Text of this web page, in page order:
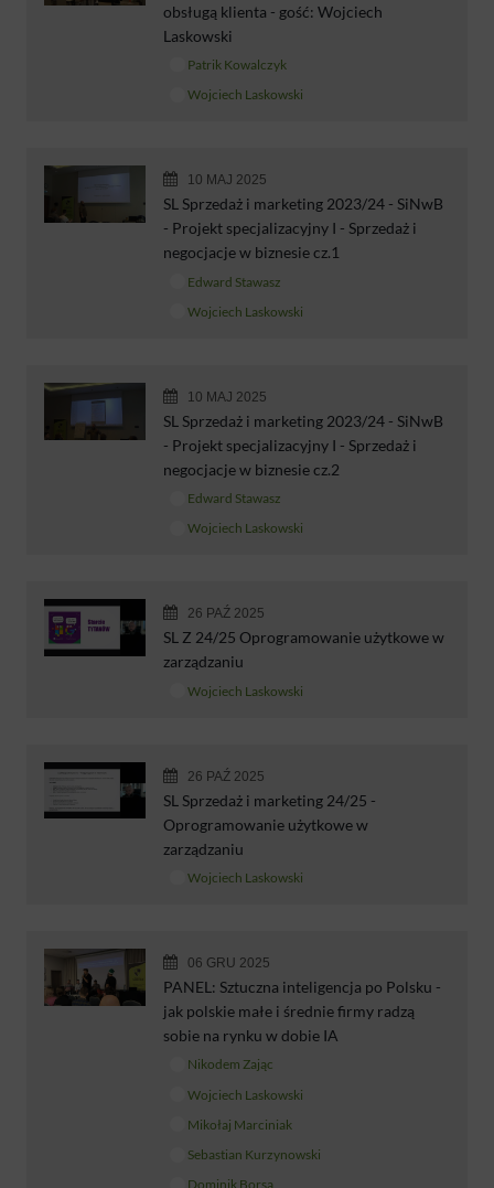
obsługą klienta - gość: Wojciech
Laskowski
Patrik Kowalczyk
Wojciech Laskowski
10 MAJ 2025
SL Sprzedaż i marketing 2023/24 - SiNwB
- Projekt specjalizacyjny I - Sprzedaż i
negocjacje w biznesie cz.1
Edward Stawasz
Wojciech Laskowski
10 MAJ 2025
SL Sprzedaż i marketing 2023/24 - SiNwB
- Projekt specjalizacyjny I - Sprzedaż i
negocjacje w biznesie cz.2
Edward Stawasz
Wojciech Laskowski
26 PAŹ 2025
SL Z 24/25 Oprogramowanie użytkowe w
zarządzaniu
Wojciech Laskowski
26 PAŹ 2025
SL Sprzedaż i marketing 24/25 -
Oprogramowanie użytkowe w
zarządzaniu
Wojciech Laskowski
06 GRU 2025
PANEL: Sztuczna inteligencja po Polsku -
jak polskie małe i średnie firmy radzą
sobie na rynku w dobie IA
Nikodem Zając
Wojciech Laskowski
Mikołaj Marciniak
Sebastian Kurzynowski
Dominik Borsa